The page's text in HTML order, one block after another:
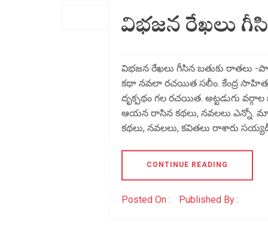
విభజన రేఖలు
విభజన రేఖలు గీసిన బతుకు రాతలు -
కథా నవలా రచయిత సలీం. కేంద్ర
దృక్పథం గల రచయిత. అట్టడుగు
ఆయన రాసిన కథలు, నవలలు ఎన్నో.
కథలు, నవలలు, కవితలు రాశారు
CONTINUE READING
Posted On : Published By :